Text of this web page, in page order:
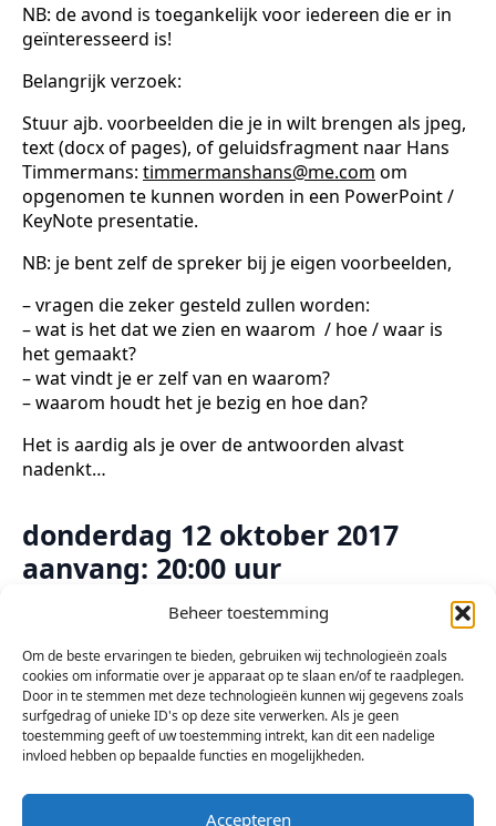
Beheer toestemming
Om de beste ervaringen te bieden, gebruiken wij technologieën zoals
cookies om informatie over je apparaat op te slaan en/of te raadplegen.
Door in te stemmen met deze technologieën kunnen wij gegevens zoals
surfgedrag of unieke ID's op deze site verwerken. Als je geen
toestemming geeft of uw toestemming intrekt, kan dit een nadelige
invloed hebben op bepaalde functies en mogelijkheden.
Accepteren
NB: de avond is toegankelijk voor iedereen die er in
geïnteresseerd is!
Belangrijk verzoek:
Stuur ajb. voorbeelden die je in wilt brengen als jpeg,
text (docx of pages), of geluidsfragment naar Hans
Timmermans: timmermanshans@me.com om
opgenomen te kunnen worden in een PowerPoint /
KeyNote presentatie.
NB: je bent zelf de spreker bij je eigen voorbeelden,
– vragen die zeker gesteld zullen worden:
– wat is het dat we zien en waarom / hoe / waar is
het gemaakt?
– wat vindt je er zelf van en waarom?
– waarom houdt het je bezig en hoe dan?
Het is aardig als je over de antwoorden alvast
nadenkt…
donderdag 12 oktober 2017
aanvang: 20:00 uur
zaal open: 19:30 uur
Stichting Arsis Kunst en Sociëteit
Kometenlaan 38 Bergen op Zoom